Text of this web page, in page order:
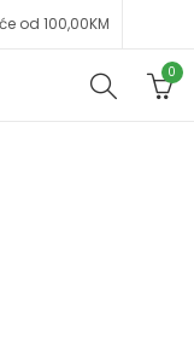
od 100,00KM
0